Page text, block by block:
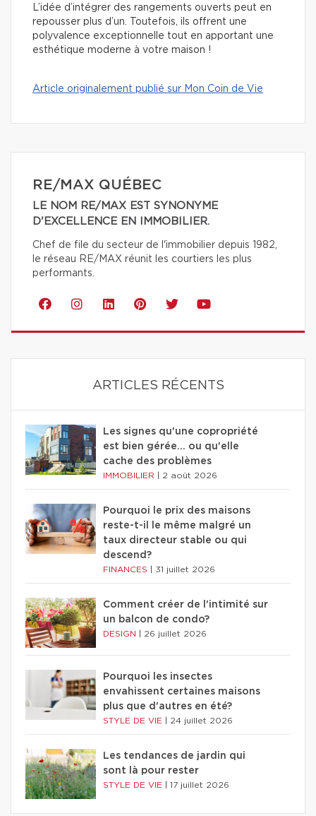
L’idée d’intégrer des rangements ouverts peut en
repousser plus d’un. Toutefois, ils offrent une
polyvalence exceptionnelle tout en apportant une
esthétique moderne à votre maison !
Article originalement publié sur Mon Coin de Vie
RE/MAX QUÉBEC
LE NOM RE/MAX EST SYNONYME
D'EXCELLENCE EN IMMOBILIER.
Chef de file du secteur de l'immobilier depuis 1982,
le réseau RE/MAX réunit les courtiers les plus
performants.
ARTICLES RÉCENTS
Les signes qu'une copropriété
est bien gérée… ou qu'elle
cache des problèmes
IMMOBILIER 2 août 2026
Pourquoi le prix des maisons
reste-t-il le même malgré un
taux directeur stable ou qui
descend?
FINANCES 31 juillet 2026
Comment créer de l'intimité sur
un balcon de condo?
DESIGN 26 juillet 2026
Pourquoi les insectes
envahissent certaines maisons
plus que d'autres en été?
STYLE DE VIE 24 juillet 2026
Les tendances de jardin qui
sont là pour rester
STYLE DE VIE 17 juillet 2026